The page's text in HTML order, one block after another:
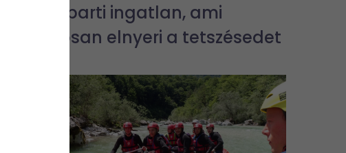
3 vízparti ingatlan, ami
biztosan elnyeri a tetszésedet